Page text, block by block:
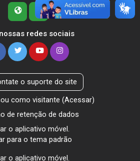
redes sociais
o suporte do site
como visitante (Acessar)
de retenção de dados
o aplicativo móvel.
para o tema padrão
o aplicativo móvel.